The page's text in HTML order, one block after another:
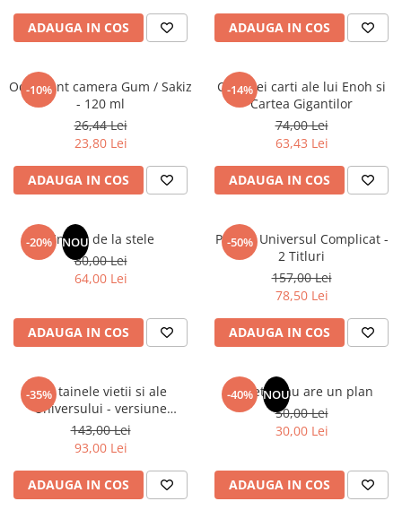
Senzatii/Suspans
Senzatii/Thriller
SF & Fantasy
Teatru
Teens Book Club
Birotica & Papetarie
Articole Birotica
Accesorii Arhivare
Instrumente de scris
Seturi birotica
Articole scolare
Caiete si Carnetele scolare
Coperti, Mape, Etichete
Ghiozdane si Penare scolare
ADAUGA IN COS ADAUGA IN COS
-10%
Odorizant camera Gum / Sakiz
- 120 ml
26,44 Lei
23,80 Lei
ADAUGA IN COS
-14%
Cele trei carti ale lui Enoh si
Cartea Gigantilor
74,00 Lei
63,43 Lei
ADAUGA IN COS
-20% NOU
Un dar de la stele
80,00 Lei
64,00 Lei
ADAUGA IN COS
-50%
Pachet Universul Complicat -
2 Titluri
157,00 Lei
78,50 Lei
ADAUGA IN COS
-35%
Din tainele vietii si ale
Universului - versiune
originala din 1939. Volumele I-
III.
143,00 Lei
93,00 Lei
ADAUGA IN COS
-40% NOU
Sufletul tau are un plan
50,00 Lei
30,00 Lei
ADAUGA IN COS